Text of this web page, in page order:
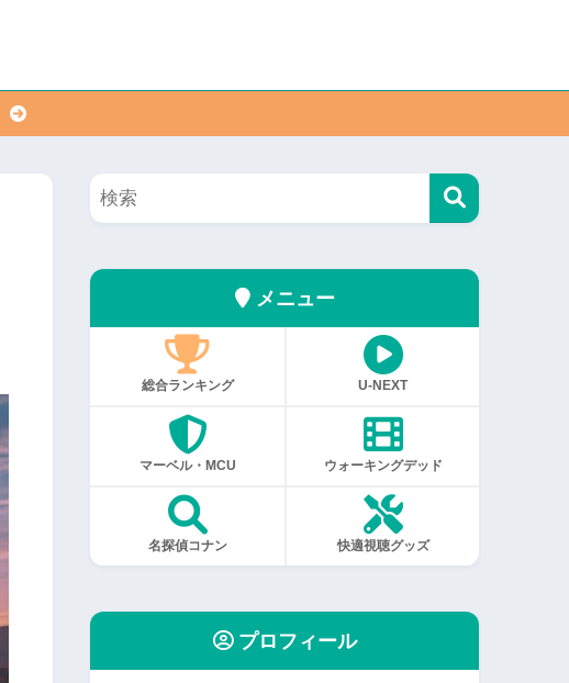
メニュー
総合ランキング U-NEXT
マーベル・MCU ウォーキングデッド
名探偵コナン 快適視聴グッズ
プロフィール